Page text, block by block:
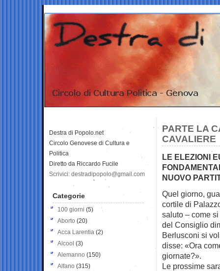
PARTE LA
CAVALIERE
LE ELEZIONI
NUOVO
Quel giorno,
cortile di
saluto – come
del Consiglio
Berlusconi si
disse: «Ora
giornate?».
Le prossime
Destra di Popolo.net
Circolo Genovese di Cultura e
Politica
Diretto da Riccardo Fucile
Scrivici: destradipopolo@gmail.com
Categorie
100 giorni (5)
Aborto (20)
Acca Larentia (2)
Alcool (3)
Alemanno (150)
Alfano (315)